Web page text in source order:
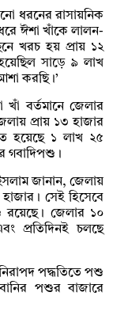
ধরনের রাসায়নিক
ঈশা খাঁকে লালন-
খরচ হয় প্রায় ১২
সাড়ে ৯ লাখ
করছি।’
খাঁ বর্তমানে জেলার
প্রায় ১৩ হাজার
হয়েছে ১ লাখ ২৫
গবাদিপশু।
জানান, জেলায়
সেই হিসেবে
রয়েছে। জেলার ১০
প্রতিদিনই চলছে
পদ্ধতিতে পশু
পশুর বাজারে